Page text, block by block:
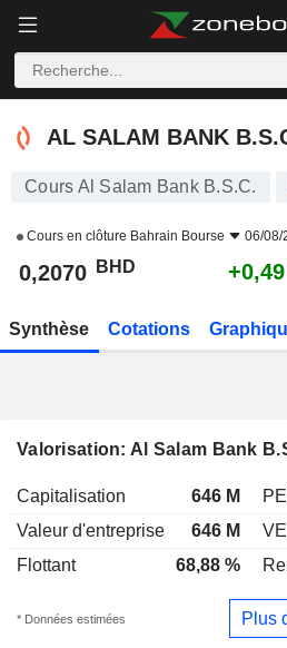
AL SALAM BANK B.S.C.
AL SALAM BANK
Cours Al Salam Bank B.S.C.
Cours en clôture Bahrain Bourse 06/08/
0,2070 BHD
Synthèse Cotations
Valorisation: Al Salam Bank
Capitalisation 646 M
Valeur d'entreprise
646 M
Flottant
68,88 %
* Données estimées Plus